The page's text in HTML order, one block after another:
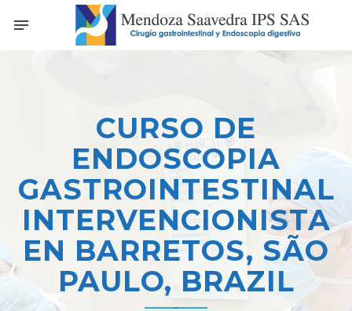
CURSO DE
ENDOSCOPIA
GASTROINTESTINAL
INTERVENCIONISTA
EN BARRETOS, SÃO
PAULO, BRAZIL